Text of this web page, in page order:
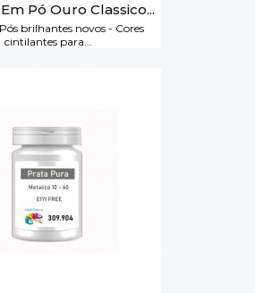
Pó Ouro Classico...
brilhantes novos - Cores
cintilantes para...